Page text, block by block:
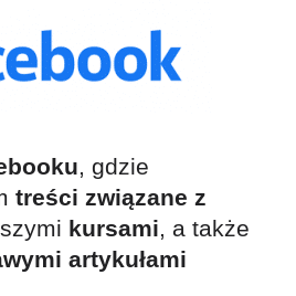
, gdzie
treści związane z
kursami, a także
artykułami